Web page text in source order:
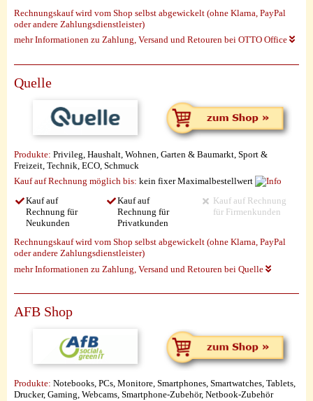
Rechnungskauf wird vom Shop selbst abgewickelt (ohne Klarna, PayPal
oder andere Zahlungsdienstleister)
mehr Informationen zu Zahlung, Versand und Retouren bei OTTO Office
Quelle
Produkte: Privileg, Haushalt, Wohnen, Garten & Baumarkt, Sport &
Freizeit, Technik, ECO, Schmuck
Kauf auf Rechnung möglich bis: kein fixer Maximalbestellwert
Kauf auf
Rechnung für
Neukunden
Kauf auf
Rechnung für
Privatkunden
Kauf auf Rechnung
für Firmenkunden
Rechnungskauf wird vom Shop selbst abgewickelt (ohne Klarna, PayPal
oder andere Zahlungsdienstleister)
mehr Informationen zu Zahlung, Versand und Retouren bei Quelle
AFB Shop
Produkte: Notebooks, PCs, Monitore, Smartphones, Smartwatches, Tablets,
Drucker, Gaming, Webcams, Smartphone-Zubehör, Netbook-Zubehör